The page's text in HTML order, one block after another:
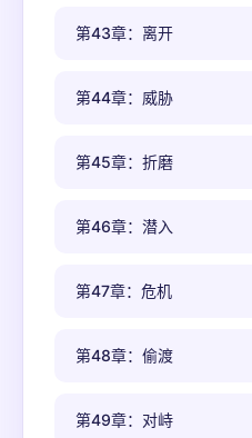
第43章：离开
第44章：威胁
第45章：折磨
第46章：潜入
第47章：危机
第48章：偷渡
第49章：对峙